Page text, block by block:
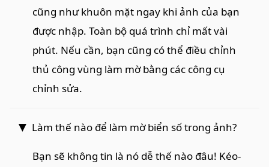
cũng như khuôn mặt ngay khi ảnh của bạn
được nhập. Toàn bộ quá trình chỉ mất vài
phút. Nếu cần, bạn cũng có thể điều chỉnh
thủ công vùng làm mờ bằng các công cụ
chỉnh sửa.
Làm thế nào để làm mờ biển số trong ảnh?
Bạn sẽ không tin là nó dễ thế nào đâu! Kéo-